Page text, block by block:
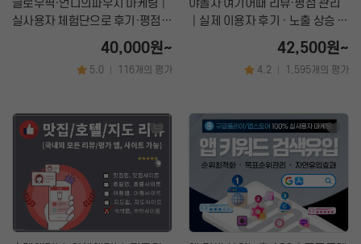
글로우픽·언니의파우치 마케팅│
실사용자 체험단으로 후기·평점·
40,000원~
5.0 116개의 평가
야놀자 여기어때 리뷰·평점 관리
│실제 이용자 후기 · 노출 상승 ·
42,500원~
4.2 1,595개의 평가